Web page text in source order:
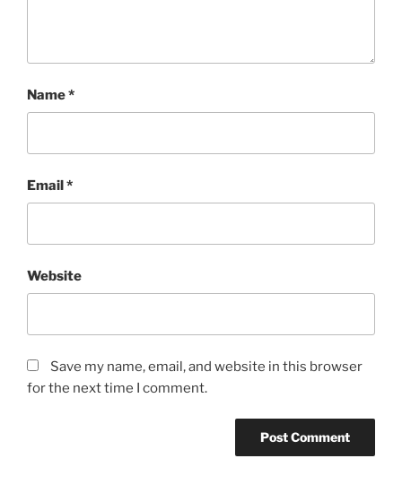
Name*
Email*
Website
Save my name, email, and website in this browser
for the next time I comment.